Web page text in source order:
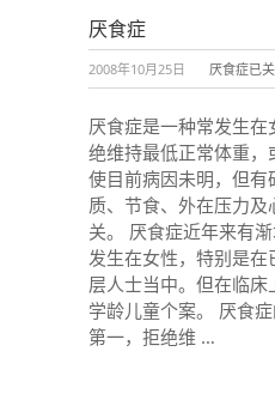
厌食症
2008年10月25日 厌食症已
厌食症是一种常发生
绝维持最低正常体重
使目前病因未明，但
质、节食、外在压力
关。 厌食症近年来有
发生在女性，特别是
层人士当中。但在临
学龄儿童个案。 厌食症
第一，拒绝维 …